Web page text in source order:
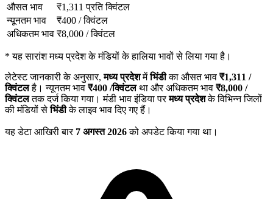
औसत भाव
₹1,311 प्रति क्विंटल
न्यूनतम भाव
₹400 /क्विंटल
अधिकतम भाव ₹8,000 /क्विंटल
*यह सारांश मध्य प्रदेश के मंडियों के हालिया भावों से लिया गया है।
लेटेस्ट जानकारी के अनुसार,मध्य प्रदेशमेंभिंडीका औसत भाव ₹1,311 /
क्विंटलहै। न्यूनतम भाव ₹400 /क्विंटलथा और अधिकतम भाव ₹8,000 /
क्विंटलतक दर्ज किया गया। मंडी भाव इंडिया परमध्य प्रदेशके विभिन्न जिलों
की मंडियों सेभिंडीके लाइव भाव दिए गए हैं।
यह डेटा आखिरी बार 7 अगस्त 2026को अपडेट किया गया था।